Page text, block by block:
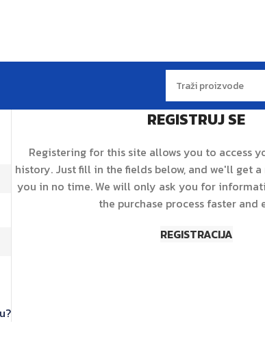
REGISTRUJ SE
Registering for this site allows you to access
history. Just fill in the fields below, and we'll get
you in no time. We will only ask you for
the purchase process faster and
REGISTRACIJA